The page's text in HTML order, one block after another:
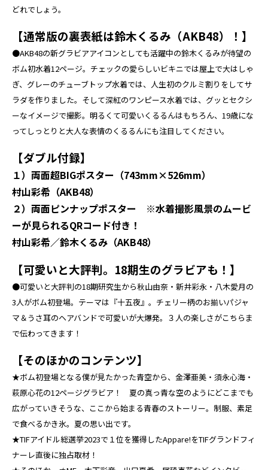
どれでしょう。
【通常版の裏表紙は鈴木くるみ（AKB48）！】
●AKB48の新グラビアアイコンとしても活躍中の鈴木くるみが待望の
ボム初水着12ページ。チェックの愛らしいビキニでは屋上で大はしゃ
ぎ、グレーのチューブトップ水着では、人生初のクルミ割りをしてサ
ラダを作りました。そして深紅のワンピース水着では、グッとセクシ
ーなイメージで撮影。明るくて可愛いくるるんはもちろん、19歳にな
ってしっとりと大人な表情のくるるんにも注目してください。
【ダブル付録】
１）両面超BIGポスター（743mm×526mm）
村山彩希（AKB48）
２）両面ピンナップポスター ※水着撮影風景のムービ
ーが見られるQRコード付き！
村山彩希／鈴木くるみ（AKB48）
【可愛いと大評判。18期生のグラビアも！】
●可愛いと大評判の18期研究生から秋山由奈・新井彩永・八木愛月の
3人がボム初登場。テーマは『十五夜』。チェリー柄のお揃いパジャ
マ＆うさ耳のヘアバンドで可愛いが大爆発。３人の楽しさがこちらま
で伝わってきます！
【そのほかのコンテンツ】
★ボム初登場となる僕が見たかった青空から、金澤亜美・須永心海・
萩原心花の12ページグラビア！ 夏の真っ青な空のようにどこまでも
広がっていきそうな、ここから始まる青春のストーリー。制服、素足
で食べるかき氷。夏の思い出です。
★TIFアイドル総選挙2023で１位を獲得したAppare!をTIFグランドフィ
ナーレ直後に独占取材！